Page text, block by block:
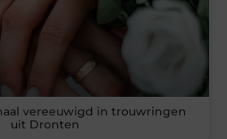
vereeuwigd in trouwringen
uit Dronten